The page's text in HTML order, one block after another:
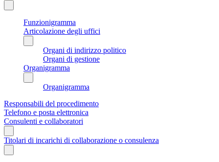
Funzionigramma
Articolazione degli uffici
Organi di indirizzo politico
Organi di gestione
Organigramma
Organigramma
Responsabili del procedimento
Telefono e posta elettronica
Consulenti e collaboratori
Titolari di incarichi di collaborazione o consulenza